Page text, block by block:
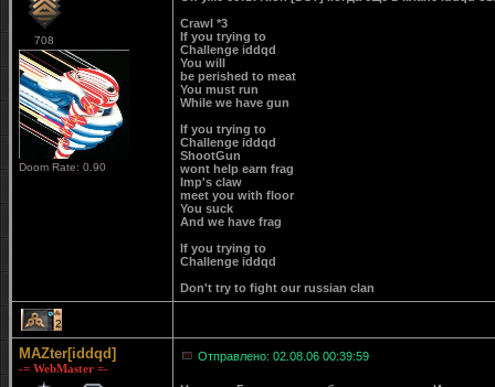
708
Doom Rate: 0.90
Crawl *3
If you trying to
Challenge iddqd
You will
be perished to meat
You must run
While we have gun
If you trying to
Challenge iddqd
ShootGun
wont help earn frag
Imp's claw
meet you with floor
You suck
And we have frag
If you trying to
Challenge iddqd
Don't try to fight our russian clan
2
MAZter[iddqd]
-= WebMaster =-
Отправлено: 02.08.06 00:39:59